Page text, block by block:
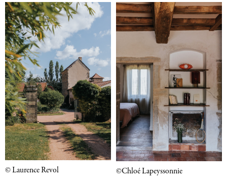
© Laurence Revol ©Chloé Lapeyssonnie